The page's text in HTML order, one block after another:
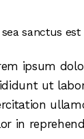
sanctus
ipsum
ut
in